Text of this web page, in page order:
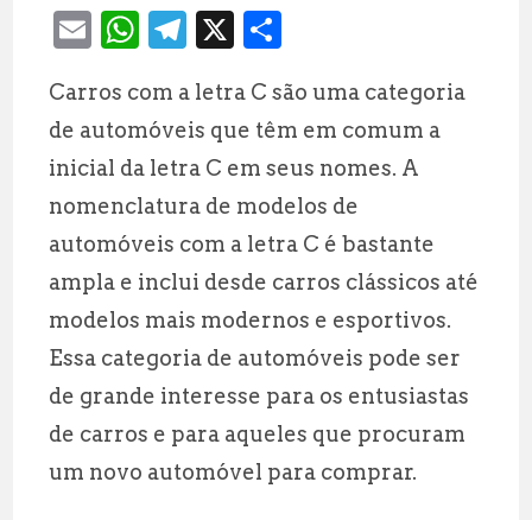
E
ai
l
W
at
s
A
p
p
T
e
g
r
a
m
X
a
r
e
Carros com a letra C são uma categoria
de automóveis que têm em comum a
inicial da letra C em seus nomes. A
nomenclatura de modelos de
automóveis com a letra C é bastante
ampla e inclui desde carros clássicos até
modelos mais modernos e esportivos.
Essa categoria de automóveis pode ser
de grande interesse para os entusiastas
de carros e para aqueles que procuram
um novo automóvel para comprar.